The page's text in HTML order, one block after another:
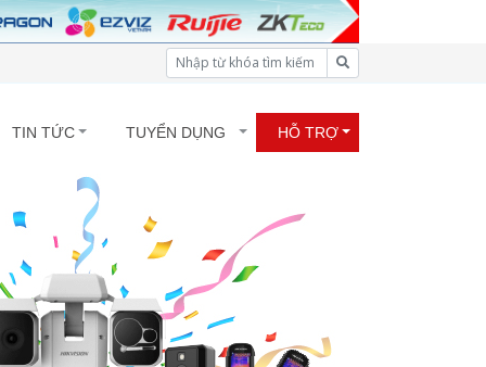
TIN TỨC TUYỂN DỤNG HỖ TRỢ